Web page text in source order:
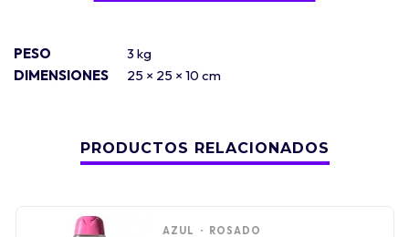
PESO
3 kg
DIMENSIONES
25 × 25 × 10 cm
PRODUCTOS RELACIONADOS
AZUL ROSADO